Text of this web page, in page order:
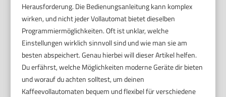
Herausforderung. Die Bedienungsanleitung kann komplex
wirken, und nicht jeder Vollautomat bietet dieselben
Programmiermöglichkeiten. Oft ist unklar, welche
Einstellungen wirklich sinnvoll sind und wie man sie am
besten abspeichert. Genau hierbei will dieser Artikel helfen.
Du erfährst, welche Möglichkeiten moderne Geräte dir bieten
und worauf du achten solltest, um deinen
Kaffeevollautomaten bequem und flexibel für verschiedene